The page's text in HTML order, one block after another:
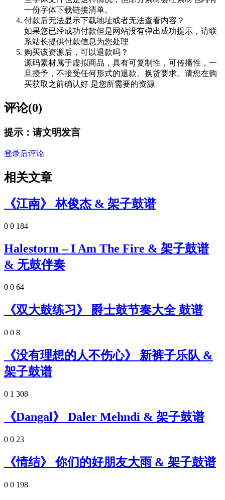
一份字体下载链接清单。
付款后无法显示下载地址或者无法查看内容？
如果您已经成功付款但是网站没有弹出成功提示，请联
系站长提供付款信息为您处理
购买该资源后，可以退款吗？
源码素材属于虚拟商品，具有可复制性，可传播性，一
旦授予，不接受任何形式的退款、换货要求。请您在购
买获取之前确认好 是您所需要的资源
评论(0)
提示：请文明发言
登录后评论
相关文章
《江南》 林俊杰 & 架子鼓谱
0 0 184
Halestorm – I Am The Fire & 架子鼓谱
& 无鼓伴奏
0 0 64
《双大鼓练习》 爵士鼓节奏大全 鼓谱
0 0 8
《没有理想的人不伤心》 新裤子乐队 &
架子鼓谱
0 1 308
《Dangal》 Daler Mehndi & 架子鼓谱
0 0 23
《情结》 你们的好朋友大雨 & 架子鼓谱
0 0 198